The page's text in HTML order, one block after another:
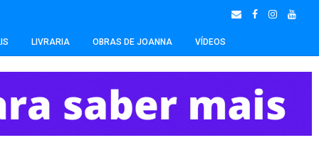
LIVRARIA OBRAS DE JOANNA VÍDEOS